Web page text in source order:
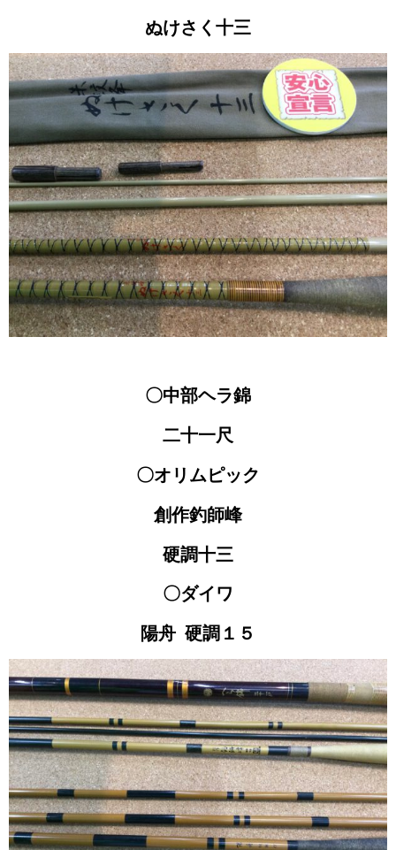
ぬけさく十三
〇中部ヘラ錦
二十一尺
〇オリムピック
創作釣師峰
硬調十三
〇ダイワ
陽舟 硬調１５